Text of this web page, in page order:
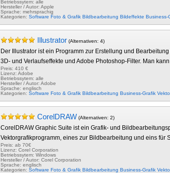
Betriebssytem: alle
Hersteller / Autor: Apple
Sprache: mehrsprachig
Kategorien: Software Foto & Grafik Bildbearbeitung Bildeffekte Business-
Illustrator (Alternativen: 4)
Der Illustrator ist ein Programm zur Erstellung und
3D- und Verlaufseffekte und Adobe Photoshop-Filter. Man
Preis: 410 €
Lizenz: Adobe
Betriebssytem: alle
Hersteller / Autor: Adobe
Sprache: englisch
Kategorien: Software Foto & Grafik Bildbearbeitung Business-Grafik
CorelDRAW (Alternativen: 2)
CorelDRAW Graphic Suite ist ein Grafik- und
Vektorgrafikprogramm, eines zur Bildbearbeitung und eins für
Preis: ab 70€
Lizenz: Corel Corporation
Betriebssytem: Windows
Hersteller / Autor: Corel Corporation
Sprache: englisch
Kategorien: Software Foto & Grafik Bildbearbeitung Business-Grafik